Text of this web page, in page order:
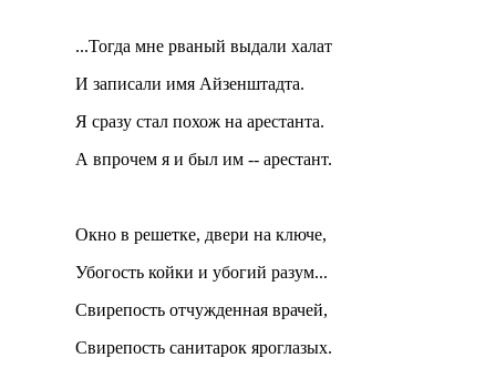
...Тогда мне рваный выдали халат
И записали имя Айзенштадта.
Я сразу стал похож на арестанта.
А впрочем я и был им -- арестант.
Окно в решетке, двери на ключе,
Убогость койки и убогий разум...
Свирепость отчужденная врачей,
Свирепость санитарок яроглазых.